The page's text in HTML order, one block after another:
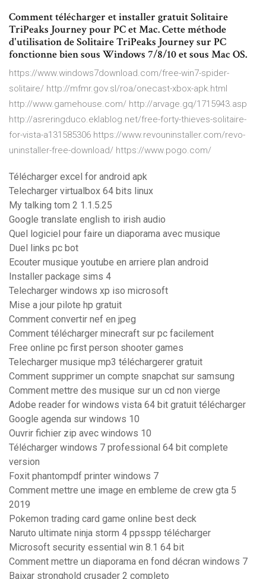
Comment télécharger et installer gratuit Solitaire
TriPeaks Journey pour PC et Mac. Cette méthode
d'utilisation de Solitaire TriPeaks Journey sur PC
fonctionne bien sous Windows 7/8/10 et sous Mac OS.
https://www.windows7download.com/free-win7-spider-
solitaire/ http://mfmr.gov.sl/roa/onecast-xbox-apk.html
http://www.gamehouse.com/ http://arvage.gq/1715943.asp
http://asreringduco.eklablog.net/free-forty-thieves-solitaire-
for-vista-a131585306 https://www.revouninstaller.com/revo-
uninstaller-free-download/ https://www.pogo.com/
Télécharger excel for android apk
Telecharger virtualbox 64 bits linux
My talking tom 2 1.1.5.25
Google translate english to irish audio
Quel logiciel pour faire un diaporama avec musique
Duel links pc bot
Ecouter musique youtube en arriere plan android
Installer package sims 4
Telecharger windows xp iso microsoft
Mise a jour pilote hp gratuit
Comment convertir nef en jpeg
Comment télécharger minecraft sur pc facilement
Free online pc first person shooter games
Telecharger musique mp3 téléchargerer gratuit
Comment supprimer un compte snapchat sur samsung
Comment mettre des musique sur un cd non vierge
Adobe reader for windows vista 64 bit gratuit télécharger
Google agenda sur windows 10
Ouvrir fichier zip avec windows 10
Télécharger windows 7 professional 64 bit complete
version
Foxit phantompdf printer windows 7
Comment mettre une image en embleme de crew gta 5
2019
Pokemon trading card game online best deck
Naruto ultimate ninja storm 4 ppsspp télécharger
Microsoft security essential win 8.1 64 bit
Comment mettre un diaporama en fond décran windows 7
Baixar stronghold crusader 2 completo